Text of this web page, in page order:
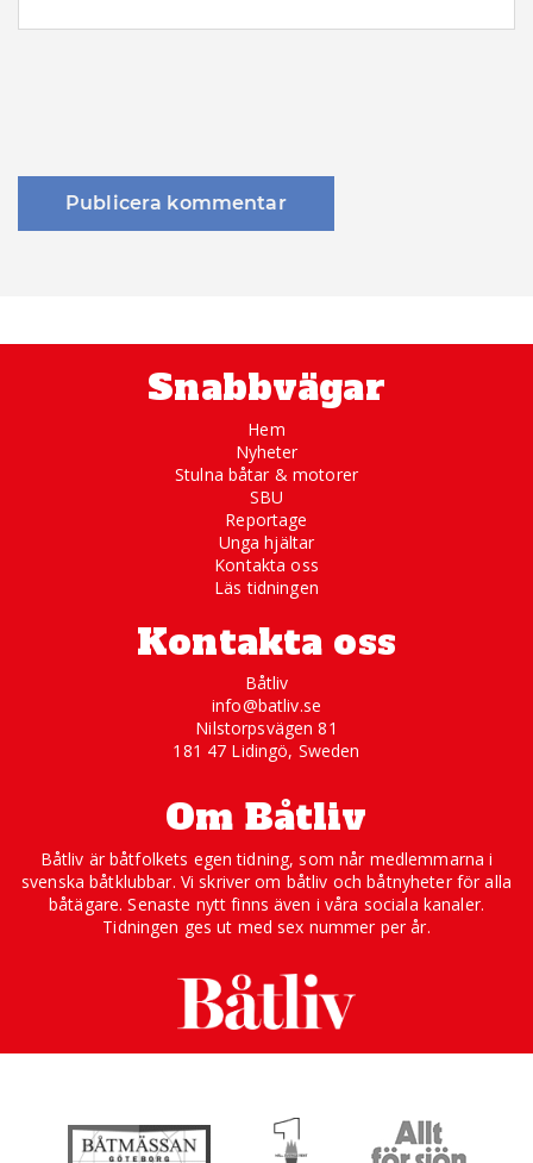
Snabbvägar
Hem
Nyheter
Stulna båtar & motorer
SBU
Reportage
Unga hjältar
Kontakta oss
Läs tidningen
Kontakta oss
Båtliv
info@batliv.se
Nilstorpsvägen 81
181 47 Lidingö, Sweden
Om Båtliv
Båtliv är båtfolkets egen tidning, som når medlemmarna i
svenska båtklubbar. Vi skriver om båtliv och båtnyheter för alla
båtägare. Senaste nytt finns även i våra sociala kanaler.
Tidningen ges ut med sex nummer per år.